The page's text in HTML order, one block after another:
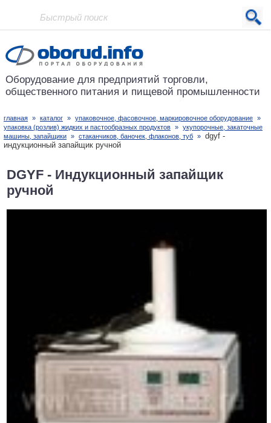
Проект основан в 2001 году
Оборудование для предприятий торговли,
общественного питания и пищевой промышленности
главная » каталог » упаковочное, фасовочное, маркировочное оборудование »
упаковка (розлив) жидких и пастообразных продуктов » укупорочные, закаточные
машины, запайщики » стаканчиков, баночек, флаконов, туб » dgyf -
индукционный запайщик ручной
DGYF - Индукционный запайщик
ручной